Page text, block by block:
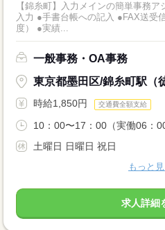
【錦糸町】入力メインの簡単事務
入力 ●手書台帳への記入 ●FAX送受
度） ●実績...
一般事務・OA事務
東京都墨田区/錦糸町駅（
時給1,850円 交通費全額支給
10：00〜17：00（実働06：
土曜日 日曜日 祝日
もっと
求人詳細